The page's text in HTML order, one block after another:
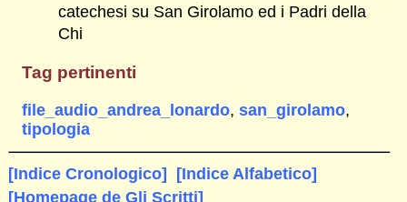
catechesi su San Girolamo ed i Padri della
Chi
Tag pertinenti
file_audio_andrea_lonardo, san_girolamo,
tipologia
[Indice Cronologico]
[Indice Alfabetico]
[Homepage de Gli Scritti]